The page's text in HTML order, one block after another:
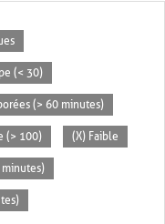
(< 30)
(> 60 minutes)
(> 100) (X) Faible
minutes)